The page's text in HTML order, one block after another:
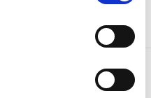
i regionen. Upplev
levde under krigstiden.